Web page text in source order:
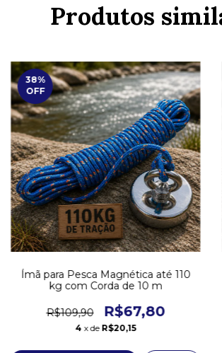
Produtos
38%
OFF
Ímã para Pesca Magnética até 110
kg com Corda de 10 m
R$109,90 R$67,80
4 x de R$20,15